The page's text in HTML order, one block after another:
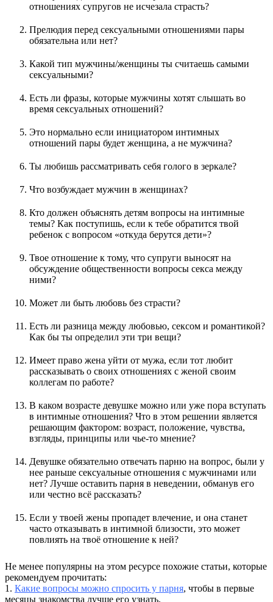
отношениях супругов не исчезала страсть?
Прелюдия перед сексуальными отношениями пары
обязательна или нет?
Какой тип мужчины/женщины ты считаешь самыми
сексуальными?
Есть ли фразы, которые мужчины хотят слышать во
время сексуальных отношений?
Это нормально если инициатором интимных
отношений пары будет женщина, а не мужчина?
Ты любишь рассматривать себя голого в зеркале?
Что возбуждает мужчин в женщинах?
Кто должен объяснять детям вопросы на интимные
темы? Как поступишь, если к тебе обратится твой
ребенок с вопросом «откуда берутся дети»?
Твое отношение к тому, что супруги выносят на
обсуждение общественности вопросы секса между
ними?
Может ли быть любовь без страсти?
Есть ли разница между любовью, сексом и романтикой?
Как бы ты определил эти три вещи?
Имеет право жена уйти от мужа, если тот любит
рассказывать о своих отношениях с женой своим
коллегам по работе?
В каком возрасте девушке можно или уже пора вступать
в интимные отношения? Что в этом решении является
решающим фактором: возраст, положение, чувства,
взгляды, принципы или чье-то мнение?
Девушке обязательно отвечать парню на вопрос, были у
нее раньше сексуальные отношения с мужчинами или
нет? Лучше оставить парня в неведении, обманув его
или честно всё рассказать?
Если у твоей жены пропадет влечение, и она станет
часто отказывать в интимной близости, это может
повлиять на твоё отношение к ней?
Не менее популярны на этом ресурсе похожие статьи, которые
рекомендуем прочитать:
1. Какие вопросы можно спросить у парня, чтобы в первые
месяцы знакомства лучше его узнать.